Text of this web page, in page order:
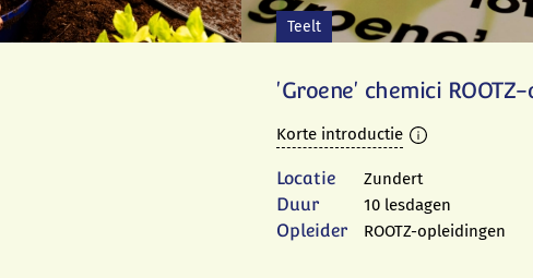
Teelt
'Groene' chemici
Korte introductie
Locatie Zundert
Duur 10 lesdagen
Opleider ROOTZ-opleidingen